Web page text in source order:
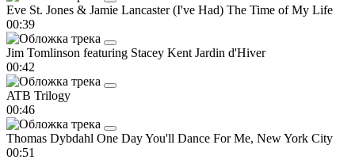
Eve St. Jones & Jamie Lancaster(I've Had) The Time of My Life
00:39
Jim Tomlinson featuring Stacey Kent Jardin d'Hiver
00:42
ATB Trilogy
00:46
Thomas Dybdahl One Day You'll Dance For Me, New York City
00:51